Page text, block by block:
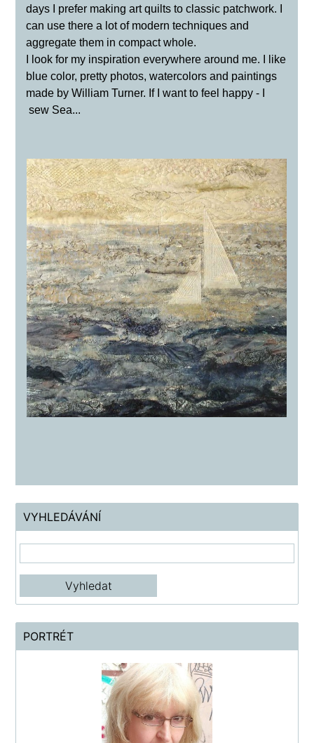
days I prefer making art quilts to classic patchwork. I
can use there a lot of modern techniques and
aggregate them in compact whole.
I look for my inspiration everywhere around me. I like
blue color, pretty photos, watercolors and paintings
made by William Turner. If I want to feel happy - I
sew Sea...
VYHLEDÁVÁNÍ
PORTRÉT